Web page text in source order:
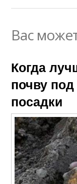
Вас
Когда
почву
посадки